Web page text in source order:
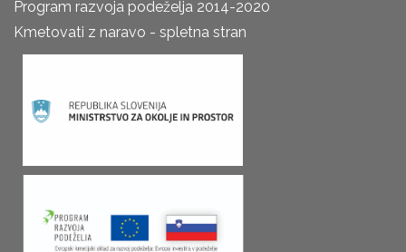
Program razvoja podeželja 2014-2020
Kmetovati z naravo - spletna stran